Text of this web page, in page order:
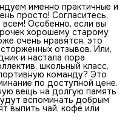
именно практичные и
просто! Согласитесь,
всем! Особенно, если вы
хорошему старому
очень нравятся, это
отзывов. Или,
и настала пора
школьный класс,
команду? Это
по доступной цене.
вещь на долгую память
вспоминать добрым
выпить чай, кофе или